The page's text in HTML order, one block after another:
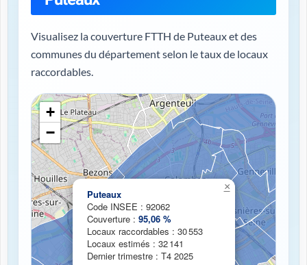
Visualisez la couverture FTTH de Puteaux et des
communes du département selon le taux de locaux
raccordables.
Chargement de la carte de couverture fibre...
Puteaux
Code INSEE : 92062
Couverture : 95,06 %
Locaux raccordables : 30 553
Locaux estimés : 32 141
Dernier trimestre : T4 2025
×
+
−